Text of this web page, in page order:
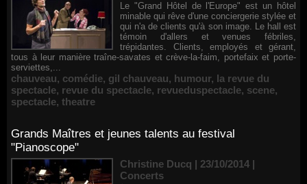
Le "Grand Hôtel de l'Europe" est un hôtel
minable qui rêve d'une conciergerie stylée et
qui n'a de clients qu'à son image. Le hall est
témoin d'allers et venues fébriles,
trépidantes. Clients, employés et gérant,
tous à leur manière traîne-savates et crève-la-faim, portefaix et porte-
serviettes,...
chauveau, comédie, gil chauveau, humour, la revue du
spectacle, revue du spectacle, revueduspectacle, scene,
spectacle, theatre
Grands Maîtres et jeunes talents au festival
"Pianoscope"
Christine Ducq | 23/10/2014 |
Concerts